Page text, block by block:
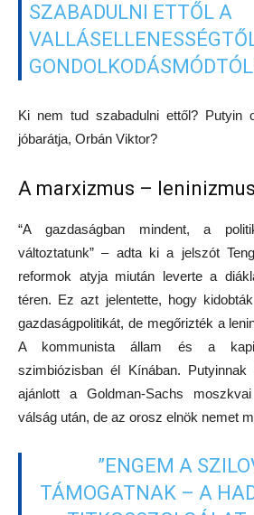
SZABADULNI ETTŐL A
Ki nem tud szabadulni ettől? Putyin
jóbarátja, Orbán Viktor?
A marxizmus –
“A gazdaságban mindent, a
változtatunk” – adta ki a jelszót
reformok atyja miután leverte a
téren. Ez azt jelentette, hogy
gazdaságpolitikát, de megőrizték a
A kommunista állam és a
szimbiózisban él Kínában.
ajánlott a Goldman-Sachs
válság után, de az orosz elnök nemet
”ENGEM A
TÁMOGATNAK – A